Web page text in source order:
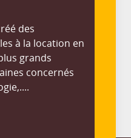
des
à la location en
grands
concernés